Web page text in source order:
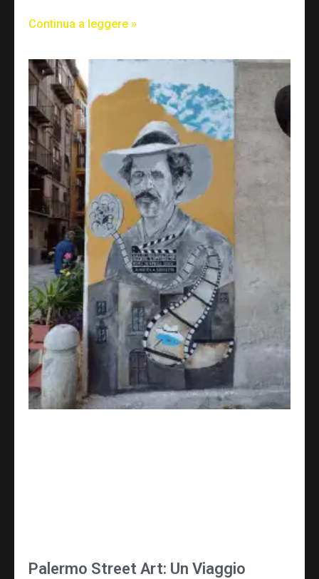
Continua a leggere »
Palermo Street Art: Un Viaggio